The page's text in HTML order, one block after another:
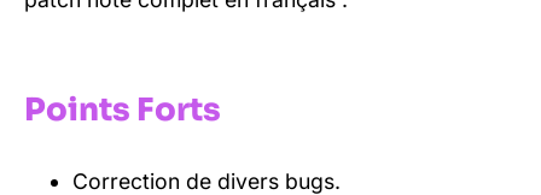
Points Forts
Correction de divers bugs.